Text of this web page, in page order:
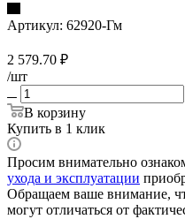
Артикул: 62920-Гм
2 579.70 ₽
/шт
В корзину
Купить в 1 клик
Просим внимательно
ухода и эксплуатации
Обращаем ваше внимание,
могут отличаться от